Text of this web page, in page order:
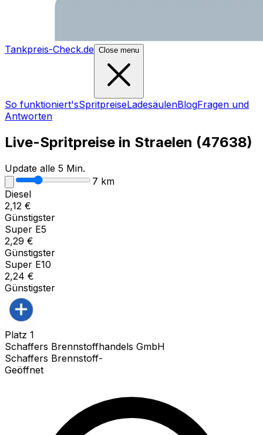
Tankpreis-Check.de Close menu
So funktioniert'sSpritpreiseLadesäulenBlogFragen und
Antworten
Live-Spritpreise in Straelen (47638)
Update alle 5 Min.
7 km
Diesel
2,12 €
Günstigster
Super E5
2,29 €
Günstigster
Super E10
2,24 €
Günstigster
Platz 1
Schaffers Brennstoffhandels GmbH
Schaffers Brennstoff-
Geöffnet